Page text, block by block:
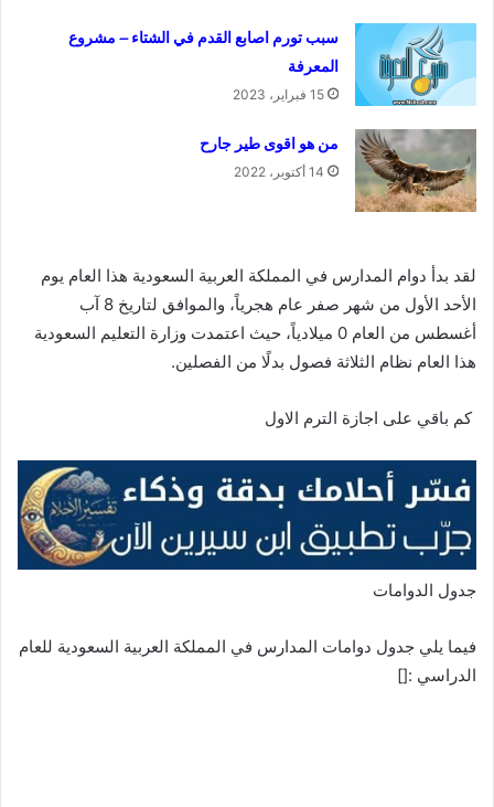
سبب تورم اصابع القدم في الشتاء – مشروع
المعرفة
15 فبراير، 2023
من هو اقوى طير جارح
14 أكتوبر، 2022
لقد بدأ دوام المدارس في المملكة العربية السعودية هذا العام يوم
الأحد الأول من شهر صفر عام هجرياً، والموافق لتاريخ 8 آب
أغسطس من العام 0 ميلادياً، حيث اعتمدت وزارة التعليم السعودية
هذا العام نظام الثلاثة فصول بدلًا من الفصلين.
كم باقي على اجازة الترم الاول
جدول الدوامات
فيما يلي جدول دوامات المدارس في المملكة العربية السعودية للعام
الدراسي :[]